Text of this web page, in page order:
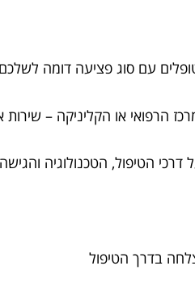
עם סוג פציעה דומה לשלכם
הרפואי או הקליניקה –
הטיפול, הטכנולוגיה